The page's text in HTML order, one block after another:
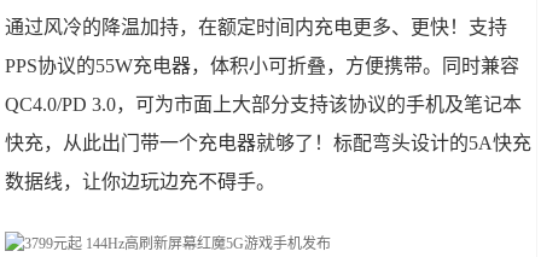
通过风冷的降温加持，在额定时间内充电更多、更快！支持
PPS协议的55W充电器，体积小可折叠，方便携带。同时兼容
QC4.0/PD 3.0，可为市面上大部分支持该协议的手机及笔记本
快充，从此出门带一个充电器就够了！标配弯头设计的5A快充
数据线，让你边玩边充不碍手。